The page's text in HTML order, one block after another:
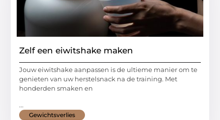
Zelf een eiwitshake maken
Jouw eiwitshake aanpassen is de ultieme manier om te
genieten van uw herstelsnack na de training. Met
honderden smaken en
...
Gewichtsverlies